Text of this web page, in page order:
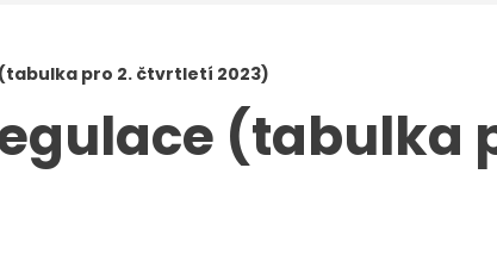
pro 2. čtvrtletí 2023)
(tabulka